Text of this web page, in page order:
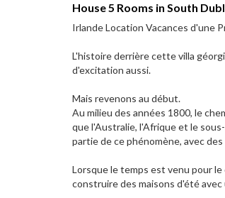
House 5 Rooms in South
Irlande Location Vacances d'une
L'histoire derrière cette villa
d'excitation aussi.
Mais revenons au début.
Au milieu des années 1800, le
que l'Australie, l'Afrique et le
partie de ce phénomène, avec
Lorsque le temps est venu pour
construire des maisons d'été avec